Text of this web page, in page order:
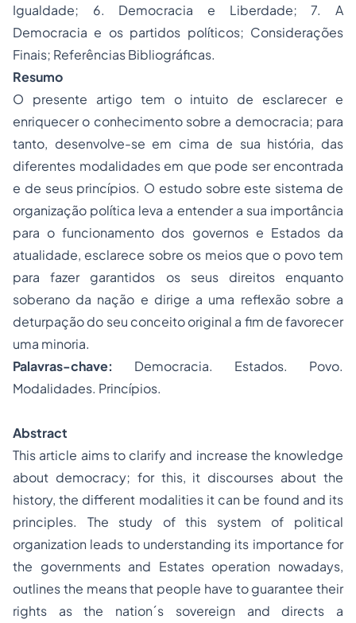
Igualdade; 6. Democracia e Liberdade; 7. A
Democracia e os partidos políticos; Considerações
Finais; Referências Bibliográficas.
Resumo
O presente artigo tem o intuito de esclarecer e
enriquecer o conhecimento sobre a democracia; para
tanto, desenvolve-se em cima de sua história, das
diferentes modalidades em que pode ser encontrada
e de seus princípios. O estudo sobre este sistema de
organização política leva a entender a sua importância
para o funcionamento dos governos e Estados da
atualidade, esclarece sobre os meios que o povo tem
para fazer garantidos os seus direitos enquanto
soberano da nação e dirige a uma reflexão sobre a
deturpação do seu conceito original a fim de favorecer
uma minoria.
Palavras-chave: Democracia. Estados. Povo.
Modalidades. Princípios.
Abstract
This article aims to clarify and increase the knowledge
about democracy; for this, it discourses about the
history, the different modalities it can be found and its
principles. The study of this system of political
organization leads to understanding its importance for
the governments and Estates operation nowadays,
outlines the means that people have to guarantee their
rights as the nation´s sovereign and directs a